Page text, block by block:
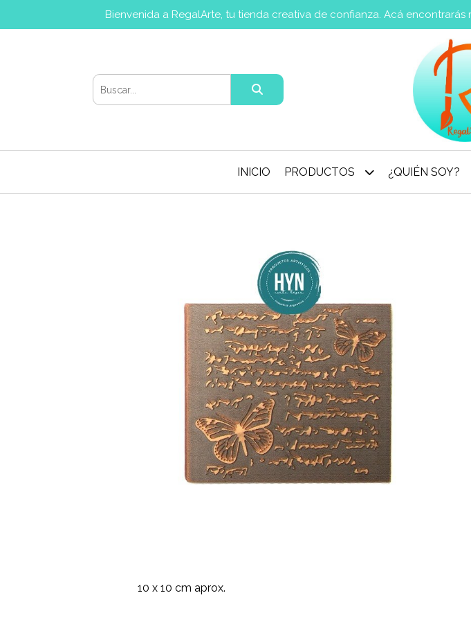
Bienvenida a RegalArte, tu tienda creativa de confianza. Acá
INICIO PRODUCTOS ¿QUIÉN SOY?
10 x 10 cm aprox.